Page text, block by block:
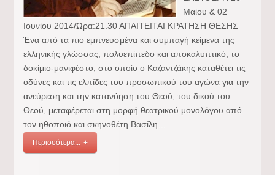
Μαίου & 02
Ιουνίου 2014/Ώρα:21.30 ΑΠΑΙΤΕΙΤΑΙ ΚΡΑΤΗΣΗ ΘΕΣΗΣ
Ένα από τα πιο εμπνευσμένα και συμπαγή κείμενα της
ελληνικής γλώσσας, πολυεπίπεδο και αποκαλυπτικό, το
δοκίμιο-μανιφέστο, στο οποίο ο Καζαντζάκης καταθέτει τις
οδύνες και τις ελπίδες του προσωπικού του αγώνα για την
ανεύρεση και την κατανόηση του Θεού, του δικού του
Θεού, μεταφέρεται στη μορφή θεατρικού μονολόγου από
τον ηθοποιό και σκηνοθέτη Βασίλη...
Περισσότερα...